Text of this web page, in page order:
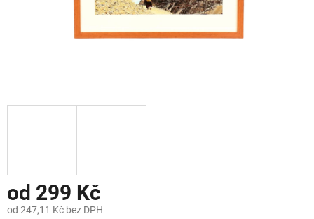
od 299 Kč
od 247,11 Kč bez DPH